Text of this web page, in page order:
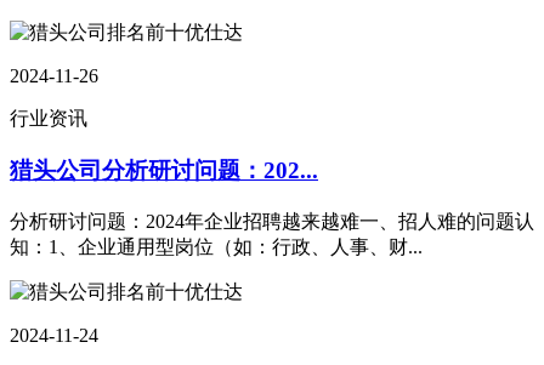
2024-11-26
行业资讯
猎头公司分析研讨问题：202...
分析研讨问题：2024年企业招聘越来越难一、招人难的问题认
知：1、企业通用型岗位（如：行政、人事、财...
2024-11-24